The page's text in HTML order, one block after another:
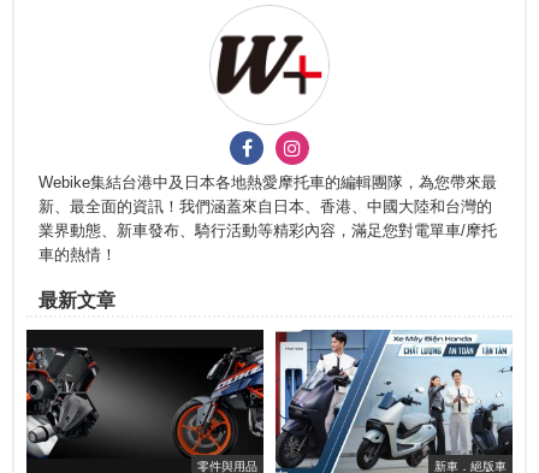
Webike集結台港中及日本各地熱愛摩托車的編輯團隊，為您帶來最
新、最全面的資訊！我們涵蓋來自日本、香港、中國大陸和台灣的
業界動態、新車發布、騎行活動等精彩內容，滿足您對電單車/摩托
車的熱情！
最新文章
零件與用品 新車．絕版車